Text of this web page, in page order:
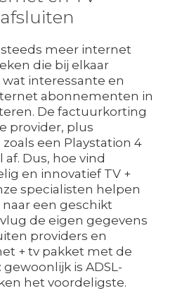
meer internet
die bij elkaar
interessante en
abonnementen in
De factuurkorting
provider, plus
zoals een Playstation 4
Dus, hoe vind
en innovatief TV +
specialisten helpen
een geschikt
de eigen gegevens
providers en
+ tv pakket met de
gewoonlijk is ADSL-
het voordeligste.